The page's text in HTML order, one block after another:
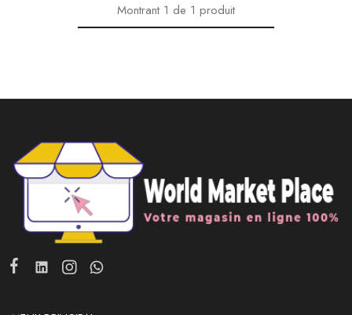
Montrant 1 de 1 produit